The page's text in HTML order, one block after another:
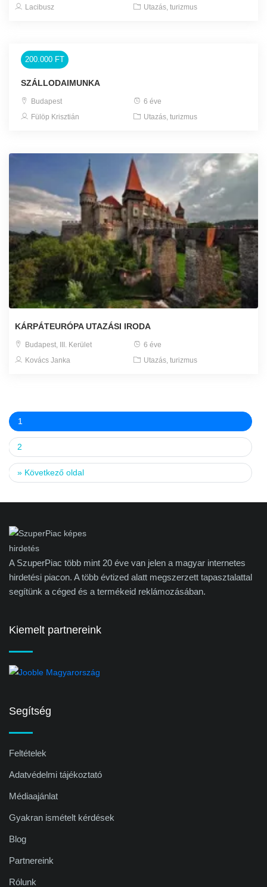
Lacibusz
Utazás, turizmus
200.000 FT
SZÁLLODAIMUNKA
Budapest
6 éve
Fülöp Krisztián
Utazás, turizmus
KÁRPÁTEURÓPA UTAZÁSI IRODA
Budapest, III. Kerület
6 éve
Kovács Janka
Utazás, turizmus
1
2
» Következő oldal
A SzuperPiac több mint 20 éve van jelen a magyar internetes
hirdetési piacon. A több évtized alatt megszerzett tapasztalattal
segítünk a céged és a termékeid reklámozásában.
Kiemelt partnereink
Segítség
Feltételek
Adatvédelmi tájékoztató
Médiaajánlat
Gyakran ismételt kérdések
Blog
Partnereink
Rólunk